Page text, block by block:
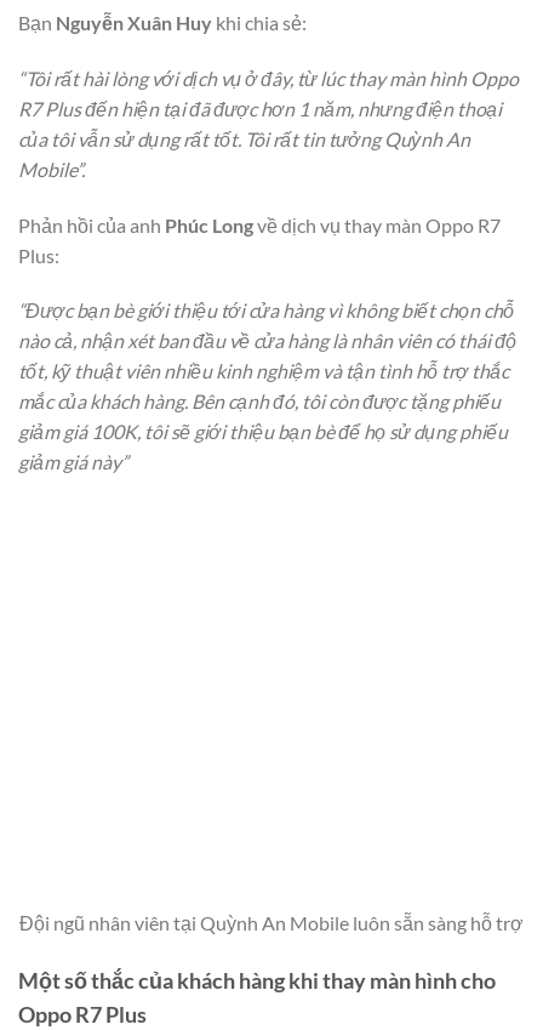
Bạn Nguyễn Xuân Huy khi chia sẻ:
“Tôi rất hài lòng với dịch vụ ở đây, từ lúc thay màn hình Oppo
R7 Plus đến hiện tại đã được hơn 1 năm, nhưng điện thoại
của tôi vẫn sử dụng rất tốt. Tôi rất tin tưởng Quỳnh An
Mobile”.
Phản hồi của anh Phúc Longvề dịch vụ thay màn Oppo R7
Plus:
“Được bạn bè giới thiệu tới cửa hàng vì không biết chọn chỗ
nào cả, nhận xét ban đầu về cửa hàng là nhân viên có thái độ
tốt, kỹ thuật viên nhiều kinh nghiệm và tận tình hỗ trợ thắc
mắc của khách hàng. Bên cạnh đó, tôi còn được tặng phiếu
giảm giá 100K, tôi sẽ giới thiệu bạn bè để họ sử dụng phiếu
giảm giá này”
Đội ngũ nhân viên tại Quỳnh An Mobile luôn sẵn sàng hỗ trợ
Một số thắc của khách hàng khi thay màn hình cho
Oppo R7 Plus